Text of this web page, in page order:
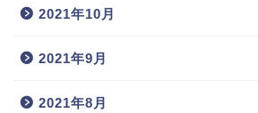
2021年10月
2021年9月
2021年8月